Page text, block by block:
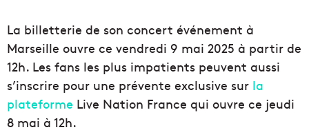
La billetterie de son concert événement à
Marseille ouvre ce vendredi 9 mai 2025 à partir de
12h. Les fans les plus impatients peuvent aussi
s’inscrire pour une prévente exclusive sur la
plateforme Live Nation France qui ouvre ce jeudi
8 mai à 12h.